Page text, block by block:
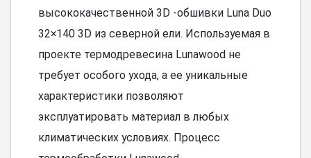
высококачественной 3D -обшивки Luna Duo
32×140 3D из северной ели. Используемая в
проекте термодревесина Lunawood не
требует особого ухода, а ее уникальные
характеристики позволяют
эксплуатировать материал в любых
климатических условиях. Процесс